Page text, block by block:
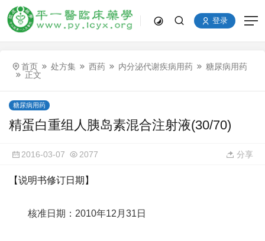
登录
首页 处方集 西药 内分泌代谢疾病用药
糖尿病用药
正文
糖尿病用药
精蛋白重组人胰岛素混合注射液(30/70)
2016-03-07 2077 分享
【说明书修订日期】
核准日期：2010年12月31日